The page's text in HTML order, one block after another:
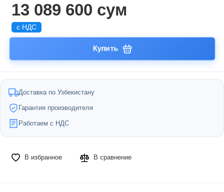
13 089 600 сум
с НДС
Купить
Доставка по Узбекистану
Гарантия производителя
Работаем с НДС
В избранное В сравнение